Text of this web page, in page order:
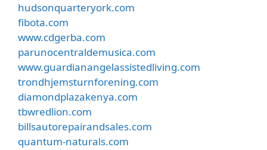
hudsonquarteryork.com
fibota.com
www.cdgerba.com
parunocentraldemusica.com
www.guardianangelassistedliving.com
trondhjemsturnforening.com
diamondplazakenya.com
tbwredlion.com
billsautorepairandsales.com
quantum-naturals.com